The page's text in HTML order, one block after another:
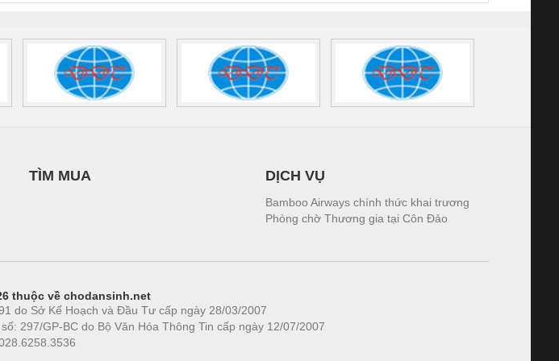
TÌM MUA DỊCH VỤ
Bamboo Airways chính thức khai trương
Phòng chờ Thương gia tại Côn Đảo
thuộc về chodansinh.net
do Sở Kế Hoạch và Đầu Tư cấp ngày 28/03/2007
297/GP-BC do Bộ Văn Hóa Thông Tin cấp ngày 12/07/2007